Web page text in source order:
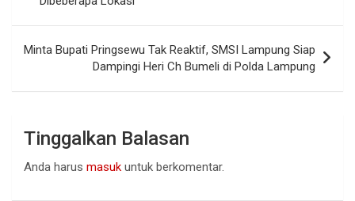
Minta Bupati Pringsewu Tak Reaktif, SMSI Lampung Siap
Dampingi Heri Ch Bumeli di Polda Lampung
Tinggalkan Balasan
Anda harus masuk untuk berkomentar.